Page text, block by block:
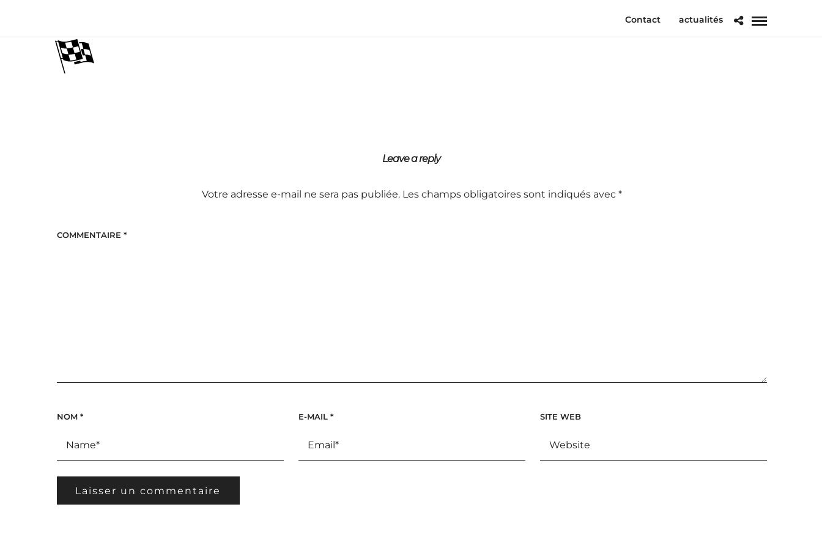
Contact actualités
Leave a reply
Votre adresse e-mail ne sera pas publiée. Les champs obligatoires sont indiqués avec *
COMMENTAIRE *
NOM * E-MAIL * SITE WEB